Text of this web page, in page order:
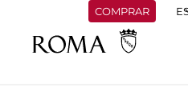
COMPRAR